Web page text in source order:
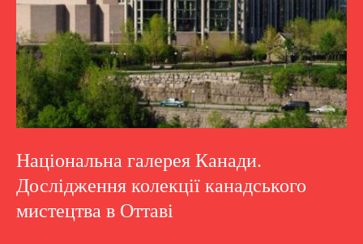
Національна галерея Канади.
Дослідження колекції канадського
мистецтва в Оттаві